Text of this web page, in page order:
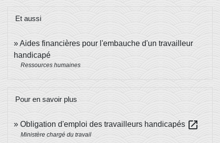
Et aussi
Aides financières pour l'embauche d'un travailleur
handicapé
Ressources humaines
Pour en savoir plus
Obligation d'emploi des travailleurs handicapés open_in_new
Ministère chargé du travail